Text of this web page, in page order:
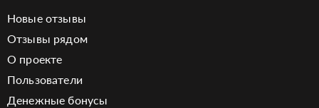
Новые отзывы
Отзывы рядом
О проекте
Пользователи
Денежные бонусы